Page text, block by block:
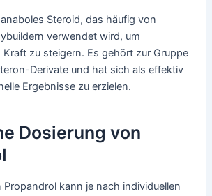
Steroid, das häufig von
verwendet wird, um
zu steigern. Es gehört zur Gruppe
Derivate und hat sich als effektiv
Ergebnisse zu erzielen.
Dosierung von
Propandrol kann je nach individuellen